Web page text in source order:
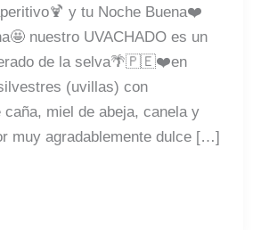
y tu Noche Buena❤️
nuestro UVACHADO es un
de la selva🌴🇵🇪❤️en
(uvillas) con
caña, miel de abeja, canela y
muy agradablemente dulce […]